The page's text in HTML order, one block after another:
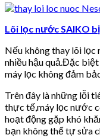
Lõi lọc nước SAIKO
Nếu không thay lõi
nhiều hậu quả.Đặc
máy lọc không đảm
Trên đây là những lỗi
thực tế,máy lọc nước
hoạt động gặp khó
bạn không thể tự sửa